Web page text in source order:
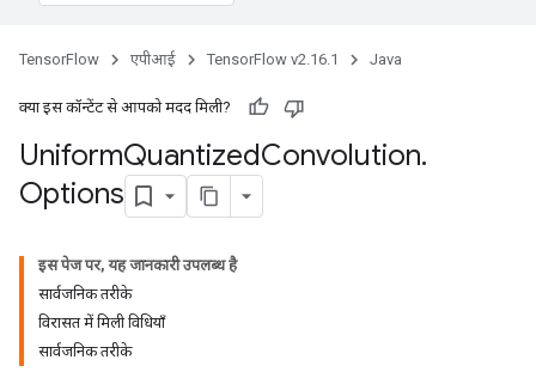
TensorFlow एपीआई TensorFlow v2.16.1 Java
क्या इस कॉन्टेंट से आपको मदद मिली?
UniformQuantizedConvolution.
Options
इस पेज पर, यह जानकारी उपलब्ध है
सार्वजनिक तरीके
विरासत में मिली विधियाँ
सार्वजनिक तरीके